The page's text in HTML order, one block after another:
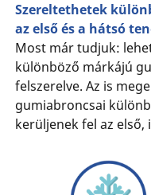
Szereltethetek
az első és a hátsó
Most már tudjuk:
különböző márkájú
felszerelve. Az is
gumiabroncsai
kerüljenek fel az első,